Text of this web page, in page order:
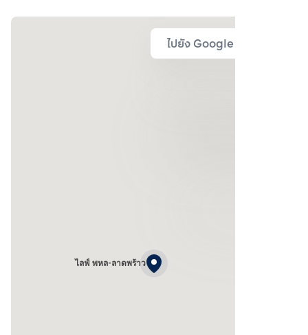
ไปยัง Google Map
ไลฟ์ พหล-ลาดพร้าว